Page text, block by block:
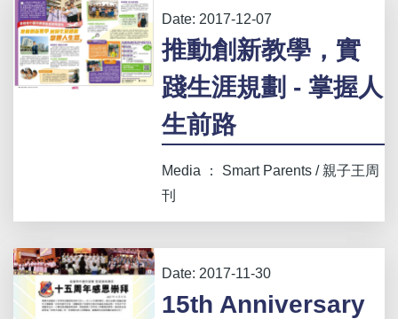
Date: 2017-12-07
推動創新教學，實
踐生涯規劃 - 掌握人
生前路
Media ： Smart Parents / 親子王周
刊
Date: 2017-11-30
15th Anniversary